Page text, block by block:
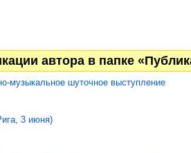
автора в папке
музыкальное шуточное выступление
3 июня)